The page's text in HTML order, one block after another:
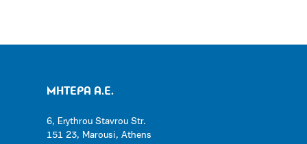
ΜΗΤΕΡΑ Α.Ε.
6, Erythrou Stavrou Str.
151 23, Marousi, Athens